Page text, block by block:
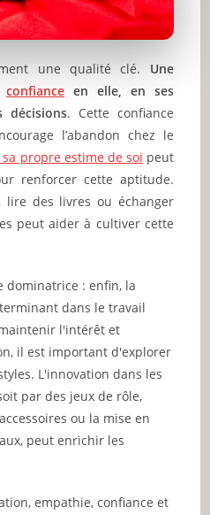
une qualité clé. Une
confiance en elle, en ses
décisions. Cette confiance
l’abandon chez le
propre estime de soi peut
renforcer cette aptitude.
lire des livres ou échanger
peut aider à cultiver cette
dominatrice : enfin, la
dans le travail
l'intérêt et
il est important d'explorer
L'innovation dans les
par des jeux de rôle,
ou la mise en
peut enrichir les
empathie, confiance et